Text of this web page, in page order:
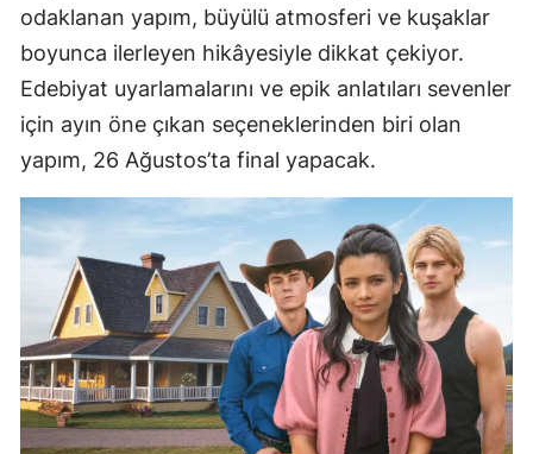
odaklanan yapım, büyülü atmosferi ve kuşaklar
boyunca ilerleyen hikâyesiyle dikkat çekiyor.
Edebiyat uyarlamalarını ve epik anlatıları sevenler
için ayın öne çıkan seçeneklerinden biri olan
yapım, 26 Ağustos’ta final yapacak.